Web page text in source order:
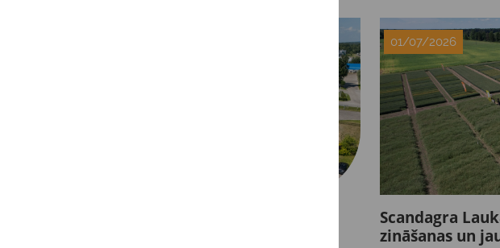
01/07/2026
Scandagra
zināšanas un